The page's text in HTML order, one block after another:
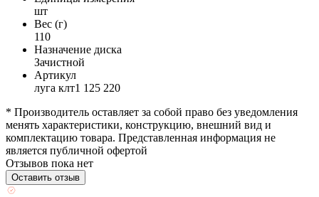
шт
Вес (г)
110
Назначение диска
Зачистной
Артикул
луга клт1 125 220
* Производитель оставляет за собой право без уведомления
менять характеристики, конструкцию, внешний вид и
комплектацию товара. Представленная информация не
является публичной офертой
Отзывов пока нет
Оставить отзыв